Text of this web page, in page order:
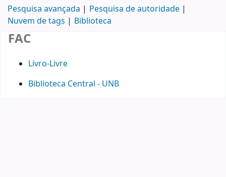
Pesquisa avançada
Pesquisa de autoridade
Nuvem de tags
Biblioteca
Livro-Livre
Biblioteca Central - UNB
FAC